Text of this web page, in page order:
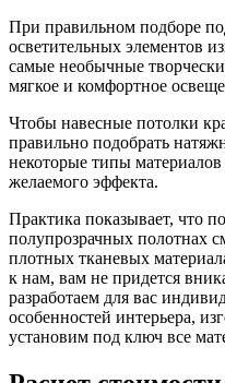
При правильном подборе
осветительных элементов
самые необычные
мягкое и комфортное
Чтобы навесные потолки
правильно подобрать
некоторые типы
желаемого эффекта.
Практика показывает, что
полупрозрачных полотнах
плотных тканевых
к нам, вам не придется
разработаем для вас
особенностей интерьера,
установим под ключ все